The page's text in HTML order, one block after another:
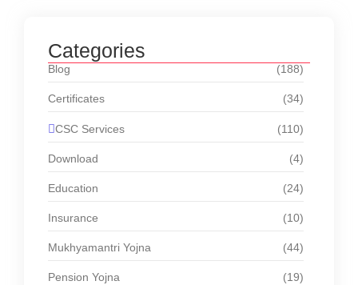
Categories
Blog (188)
Certificates (34)
CSC Services (110)
Download (4)
Education (24)
Insurance (10)
Mukhyamantri Yojna (44)
Pension Yojna (19)